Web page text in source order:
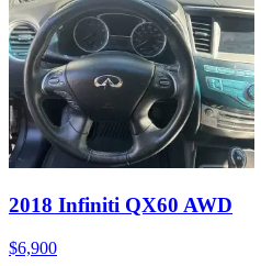
2018 Infiniti QX60 AWD
$6,900